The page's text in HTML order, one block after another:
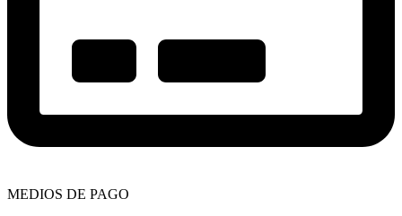
MEDIOS DE PAGO